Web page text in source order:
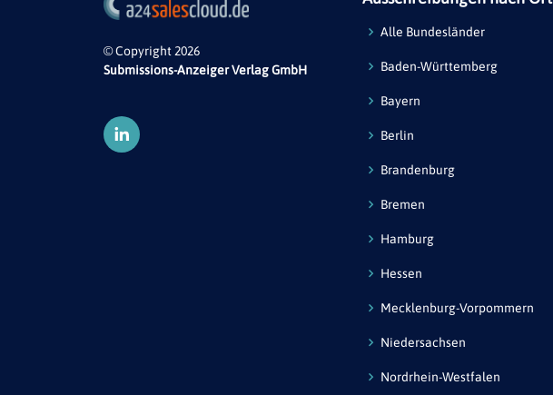
© Copyright 2026
Submissions-Anzeiger Verlag GmbH
Alle Bundesländer
Baden-Württemberg
Bayern
Berlin
Brandenburg
Bremen
Hamburg
Hessen
Mecklenburg-Vorpommern
Niedersachsen
Nordrhein-Westfalen